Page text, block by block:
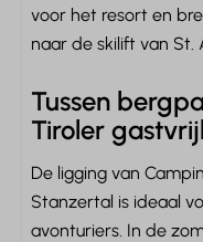
Met zicht op
Brandblusser
Rookmelder
Entertainment
voor het resort en
naar de skilift van St.
Tussen
Tiroler
De ligging van
Stanzertal is ideaal
avonturiers. In de